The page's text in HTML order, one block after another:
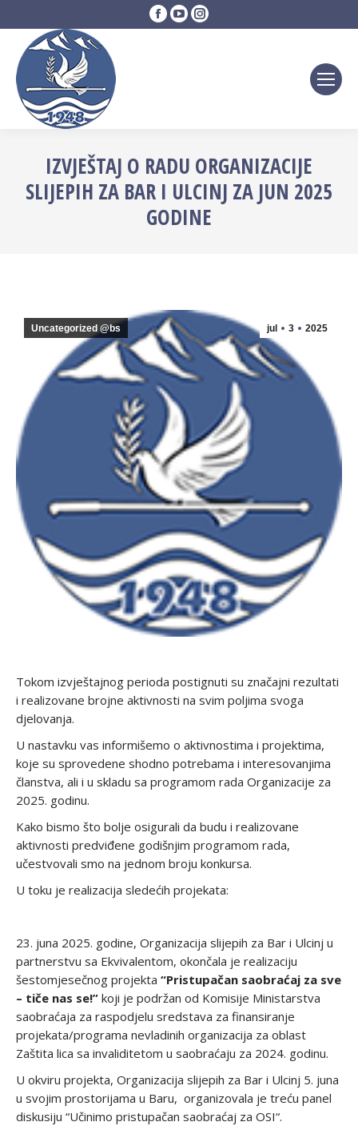
Facebook
page
YouTube
page
Instagram
page
IZVJEŠTAJ O RADU ORGANIZACIJE
SLIJEPIH ZA BAR I ULCINJ ZA JUN 2025
GODINE
jul 3 2025
Uncategorized @bs
Tokom izvještajnog perioda postignuti su značajni rezultati
i realizovane brojne aktivnosti na svim poljima svoga
djelovanja.
U nastavku vas informišemo o aktivnostima i projektima,
koje su sprovedene shodno potrebama i interesovanjima
članstva, ali i u skladu sa programom rada Organizacije za
2025. godinu.
Kako bismo što bolje osigurali da budu i realizovane
aktivnosti predviđene godišnjim programom rada,
učestvovali smo na jednom broju konkursa.
U toku je realizacija sledećih projekata:
23. juna 2025. godine, Organizacija slijepih za Bar i Ulcinj u
partnerstvu sa Ekvivalentom, okončala je realizaciju
šestomjesečnog projekta “Pristupačan saobraćaj za sve
– tiče nas se!” koji je podržan od Komisije Ministarstva
saobraćaja za raspodjelu sredstava za finansiranje
projekata/programa nevladinih organizacija za oblast
Zaštita lica sa invaliditetom u saobraćaju za 2024. godinu.
U okviru projekta, Organizacija slijepih za Bar i Ulcinj 5. juna
u svojim prostorijama u Baru, organizovala je treću panel
diskusiju “Učinimo pristupačan saobraćaj za OSI“.